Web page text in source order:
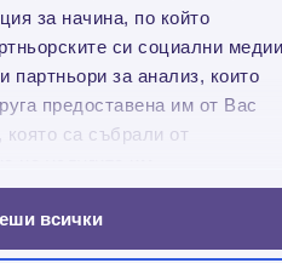
за начина, по който
си социални
партньори за анализ, които
предоставена им от Вас
са събрали от
всички
ръкавици за всяко
през „Елхи на
Камбарев" и
Шарков". Влиза и
- инициативата от
автомата в 6
рециклираната
животни.